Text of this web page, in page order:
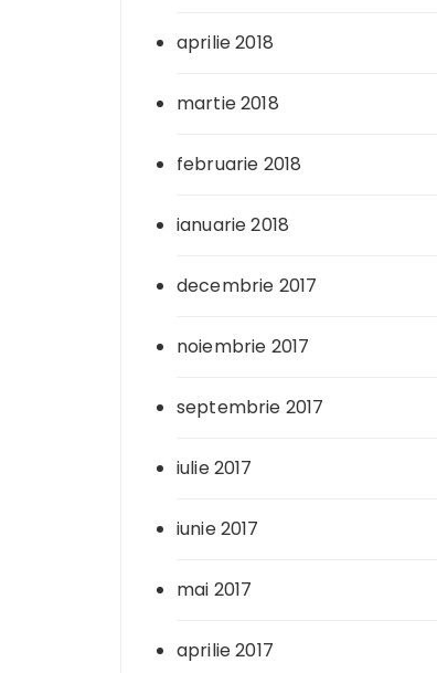
aprilie 2018
martie 2018
februarie 2018
ianuarie 2018
decembrie 2017
noiembrie 2017
septembrie 2017
iulie 2017
iunie 2017
mai 2017
aprilie 2017